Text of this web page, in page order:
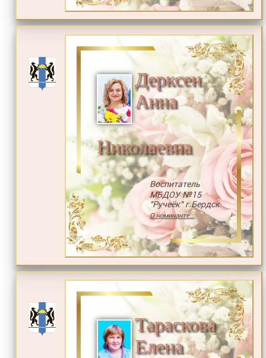
Дерксен
Анна
Николаевна
Воспитатель
МБДОУ №15
"Ручеёк" г.Бердск
О номинанте...
Тараскова
Елена